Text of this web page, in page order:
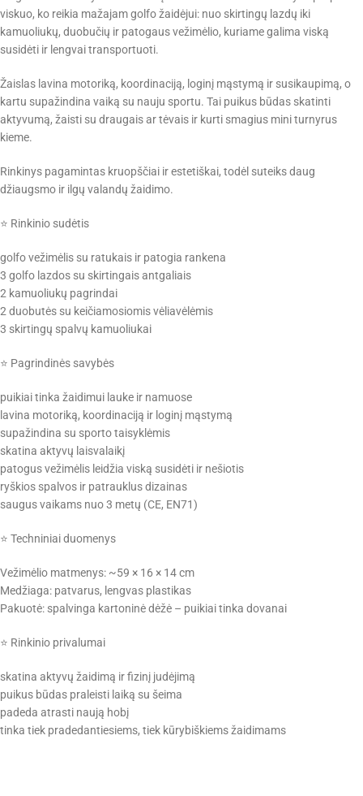
viskuo, ko reikia mažajam golfo žaidėjui: nuo skirtingų lazdų iki
kamuoliukų, duobučių ir patogaus vežimėlio, kuriame galima viską
susidėti ir lengvai transportuoti.
Žaislas lavina motoriką, koordinaciją, loginį mąstymą ir susikaupimą, o
kartu supažindina vaiką su nauju sportu. Tai puikus būdas skatinti
aktyvumą, žaisti su draugais ar tėvais ir kurti smagius mini turnyrus
kieme.
Rinkinys pagamintas kruopščiai ir estetiškai, todėl suteiks daug
džiaugsmo ir ilgų valandų žaidimo.
⭐ Rinkinio sudėtis
golfo vežimėlis su ratukais ir patogia rankena
3 golfo lazdos su skirtingais antgaliais
2 kamuoliukų pagrindai
2 duobutės su keičiamosiomis vėliavėlėmis
3 skirtingų spalvų kamuoliukai
⭐ Pagrindinės savybės
puikiai tinka žaidimui lauke ir namuose
lavina motoriką, koordinaciją ir loginį mąstymą
supažindina su sporto taisyklėmis
skatina aktyvų laisvalaikį
patogus vežimėlis leidžia viską susidėti ir nešiotis
ryškios spalvos ir patrauklus dizainas
saugus vaikams nuo 3 metų (CE, EN71)
⭐ Techniniai duomenys
Vežimėlio matmenys: ~59 × 16 × 14 cm
Medžiaga: patvarus, lengvas plastikas
Pakuotė: spalvinga kartoninė dėžė – puikiai tinka dovanai
⭐ Rinkinio privalumai
skatina aktyvų žaidimą ir fizinį judėjimą
puikus būdas praleisti laiką su šeima
padeda atrasti naują hobį
tinka tiek pradedantiesiems, tiek kūrybiškiems žaidimams